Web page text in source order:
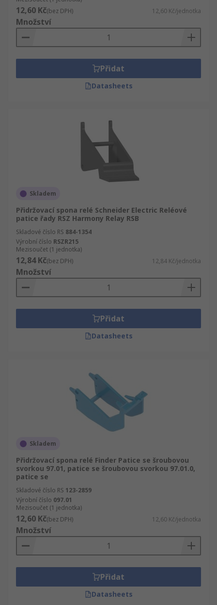
12,60 Kč(bez DPH) 12,60 Kč/jednotka
Množství
Přidat
Datasheets
Skladem
Přidržovací spona relé Schneider Electric Reléové
patice řady RSZ Harmony Relay RSB
Skladové číslo RS 884-1354
Výrobní číslo RSZR215
Mezisoučet (1 jednotka)
12,84 Kč(bez DPH) 12,84 Kč/jednotka
Množství
Přidat
Datasheets
Skladem
Přidržovací spona relé Finder Patice se šroubovou
svorkou 97.01, patice se šroubovou svorkou 97.01.0,
patice se
Skladové číslo RS 123-2859
Výrobní číslo 097.01
Mezisoučet (1 jednotka)
12,60 Kč(bez DPH) 12,60 Kč/jednotka
Množství
Přidat
Datasheets